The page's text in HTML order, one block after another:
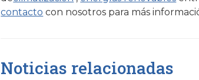
contacto con nosotros para más
Noticias relacionadas